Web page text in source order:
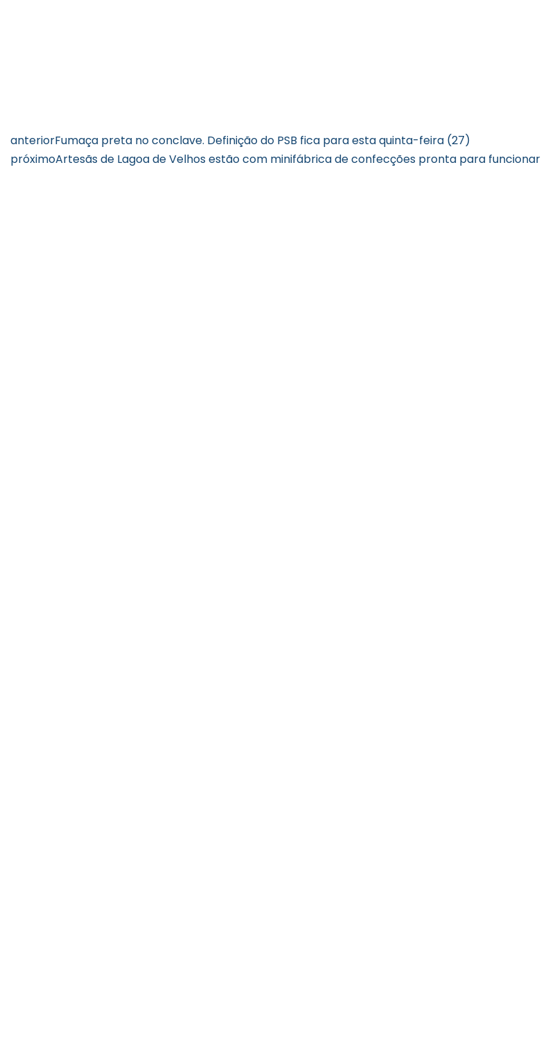
anteriorFumaça preta no conclave. Definição do PSB fica para esta quinta-feira (27)
próximoArtesãs de Lagoa de Velhos estão com minifábrica de confecções pronta para funcionar